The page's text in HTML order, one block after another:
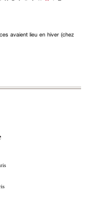
avaient lieu en hiver (chez